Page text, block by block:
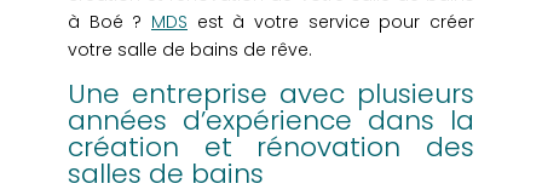
à Boé ? MDS est à votre service pour créer
votre salle de bains de rêve.
Une entreprise avec plusieurs
années d’expérience dans la
création et rénovation des
salles de bains